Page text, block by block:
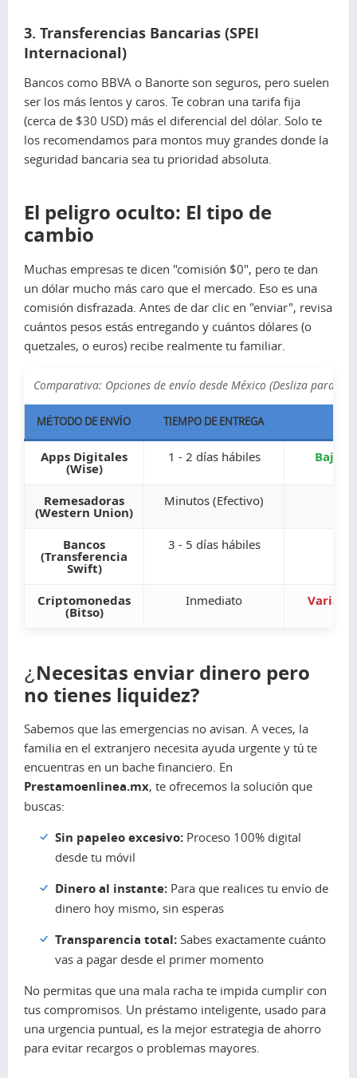
3. Transferencias Bancarias (SPEI
Internacional)
Bancos como BBVA o Banorte son seguros, pero suelen
ser los más lentos y caros. Te cobran una tarifa fija
(cerca de $30 USD) más el diferencial del dólar. Solo te
los recomendamos para montos muy grandes donde la
seguridad bancaria sea tu prioridad absoluta.
El peligro oculto: El tipo de
cambio
Muchas empresas te dicen "comisión $0", pero te dan
un dólar mucho más caro que el mercado. Eso es una
comisión disfrazada. Antes de dar clic en "enviar", revisa
cuántos pesos estás entregando y cuántos dólares (o
quetzales, o euros) recibe realmente tu familiar.
Comparativa: Opciones de envío desde México (Desliza para
MÉTODO DE ENVÍO TIEMPO DE ENTREGA
Apps Digitales
(Wise)
1 - 2 días hábiles Bajo
Remesadoras
(Western Union)
Minutos (Efectivo)
Bancos
(Transferencia
Swift)
3 - 5 días hábiles
Criptomonedas
(Bitso)
Inmediato
¿Necesitas enviar dinero pero
no tienes liquidez?
Sabemos que las emergencias no avisan. A veces, la
familia en el extranjero necesita ayuda urgente y tú te
encuentras en un bache financiero. En
Prestamoenlinea.mx, te ofrecemos la solución que
buscas:
Sin papeleo excesivo: Proceso 100% digital
desde tu móvil
Dinero al instante: Para que realices tu envío de
dinero hoy mismo, sin esperas
Transparencia total: Sabes exactamente cuánto
vas a pagar desde el primer momento
No permitas que una mala racha te impida cumplir con
tus compromisos. Un préstamo inteligente, usado para
una urgencia puntual, es la mejor estrategia de ahorro
para evitar recargos o problemas mayores.